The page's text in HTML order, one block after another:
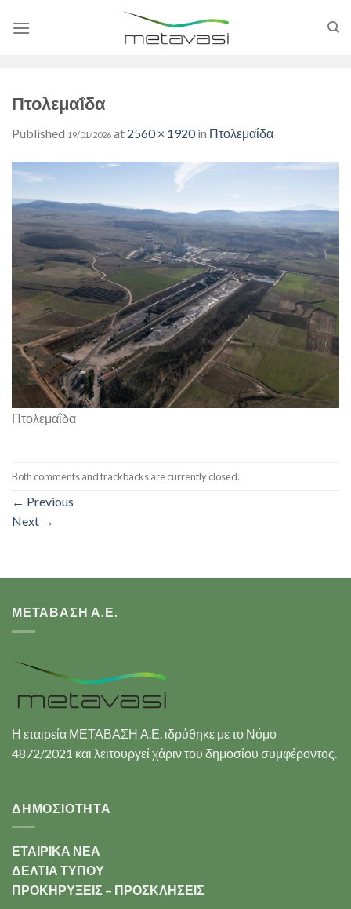
Πτολεμαΐδα
Published 19/01/2026 at 2560 × 1920in Πτολεμαΐδα
Πτολεμαΐδα
Both comments and trackbacks are currently closed.
← Previous
Next →
ΜΕΤΑΒΑΣΗ Α.Ε.
Η εταιρεία ΜΕΤΑΒΑΣΗ Α.Ε. ιδρύθηκε με το Νόμο
4872/2021 και λειτουργεί χάριν του δημοσίου συμφέροντος.
ΔΗΜΟΣΙΟΤΗΤΑ
ΕΤΑΙΡΙΚΑ ΝΕΑ
ΔΕΛΤΙΑ ΤΥΠΟΥ
ΠΡΟΚΗΡΥΞΕΙΣ – ΠΡΟΣΚΛΗΣΕΙΣ